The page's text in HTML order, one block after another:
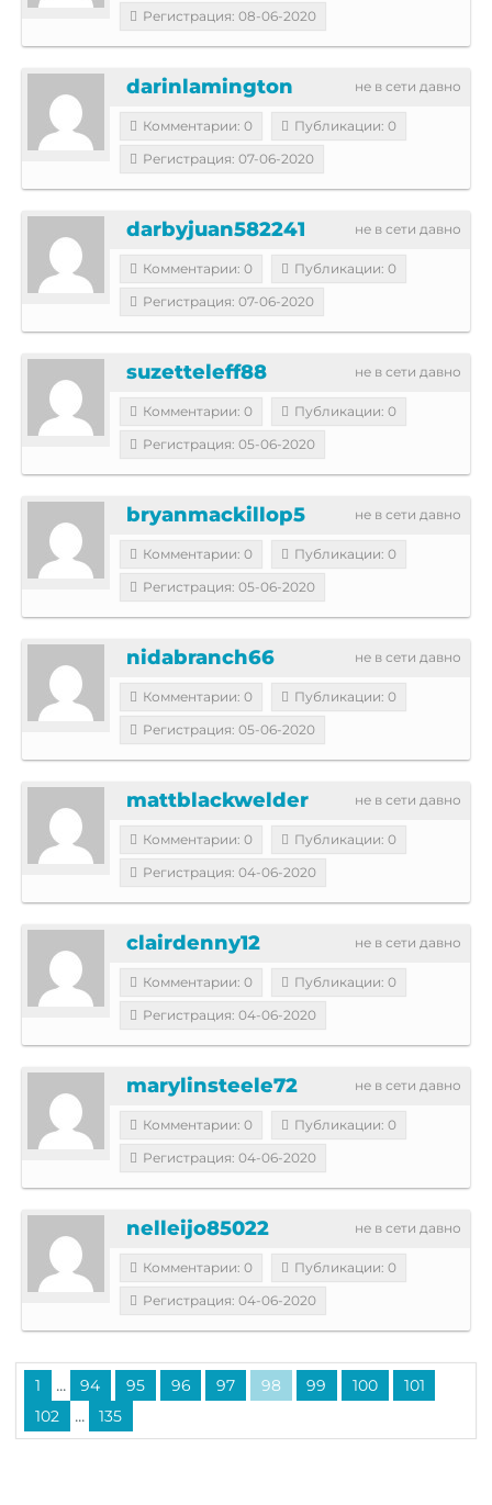
Регистрация: 08-06-2020
не в сети давно
darinlamington
Комментарии: 0
Публикации: 0
Регистрация: 07-06-2020
не в сети давно
darbyjuan582241
Комментарии: 0
Публикации: 0
Регистрация: 07-06-2020
не в сети давно
suzetteleff88
Комментарии: 0
Публикации: 0
Регистрация: 05-06-2020
не в сети давно
bryanmackillop5
Комментарии: 0
Публикации: 0
Регистрация: 05-06-2020
не в сети давно
nidabranch66
Комментарии: 0
Публикации: 0
Регистрация: 05-06-2020
не в сети давно
mattblackwelder
Комментарии: 0
Публикации: 0
Регистрация: 04-06-2020
не в сети давно
clairdenny12
Комментарии: 0
Публикации: 0
Регистрация: 04-06-2020
не в сети давно
marylinsteele72
Комментарии: 0
Публикации: 0
Регистрация: 04-06-2020
не в сети давно
nelleijo85022
Комментарии: 0
Публикации: 0
Регистрация: 04-06-2020
1 ... 94 95 96 97 98 99 100
101
102
... 135